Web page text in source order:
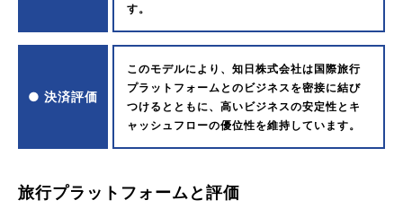
す。
● 決済評価
このモデルにより、知日株式会社は国際旅行
プラットフォームとのビジネスを密接に結び
つけるとともに、高いビジネスの安定性とキ
ャッシュフローの優位性を維持しています。
旅行プラットフォームと評価